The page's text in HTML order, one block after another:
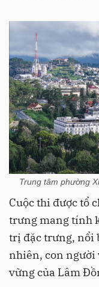
Trung tâm phường
Cuộc thi được tổ
trưng mang tính
trị đặc trưng, nổi
nhiên, con người
vững của Lâm